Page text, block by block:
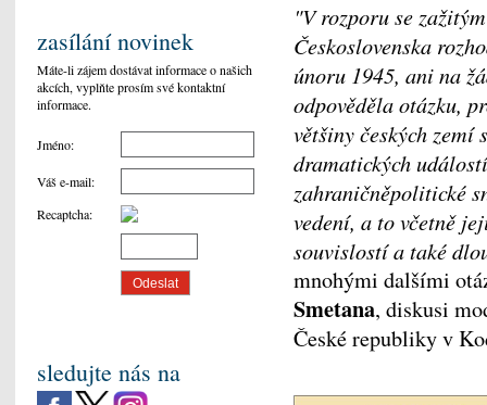
"V rozporu se
Československa
únoru 1945, ani na
odpověděla otázku,
většiny českých
dramatických
zahraničněpolitické
vedení, a to včetně
souvislostí a také
mnohými dalšími
Smetana, diskusi
České republiky v
zasílání novinek
Máte-li zájem dostávat informace o našich
akcích, vyplňte prosím své kontaktní
informace.
Jméno:
Váš e-mail:
Recaptcha:
sledujte nás na